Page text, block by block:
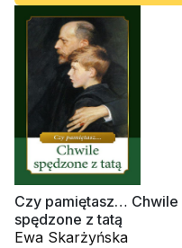
Czy pamiętasz… Chwile
spędzone z tatą
Ewa Skarżyńska